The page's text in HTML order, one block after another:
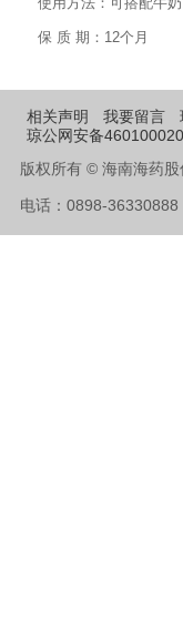
保 质 期：12个月
相关声明 我要留言
琼公网安备
版权所有 © 海南海药股
电话：0898-36330888